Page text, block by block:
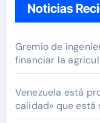
Noticias
Gremio de
financiar la
Venezuela está
calidad» que está